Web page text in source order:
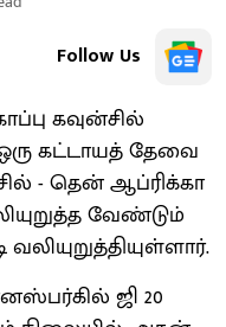
Follow Us
கவுன்சில்
கட்டாயத் தேவை
- தென் ஆப்ரிக்கா
வேண்டும்
ஜி 20